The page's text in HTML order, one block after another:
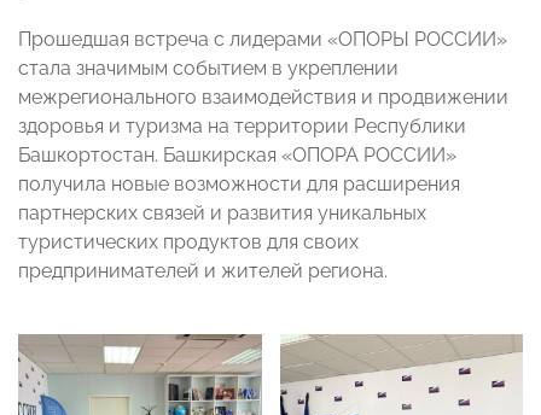
Прошедшая встреча с лидерами «ОПОРЫ РОССИИ»
стала значимым событием в укреплении
межрегионального взаимодействия и продвижении
здоровья и туризма на территории Республики
Башкортостан. Башкирская «ОПОРА РОССИИ»
получила новые возможности для расширения
партнерских связей и развития уникальных
туристических продуктов для своих
предпринимателей и жителей региона.